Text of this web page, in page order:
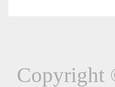
Copyright